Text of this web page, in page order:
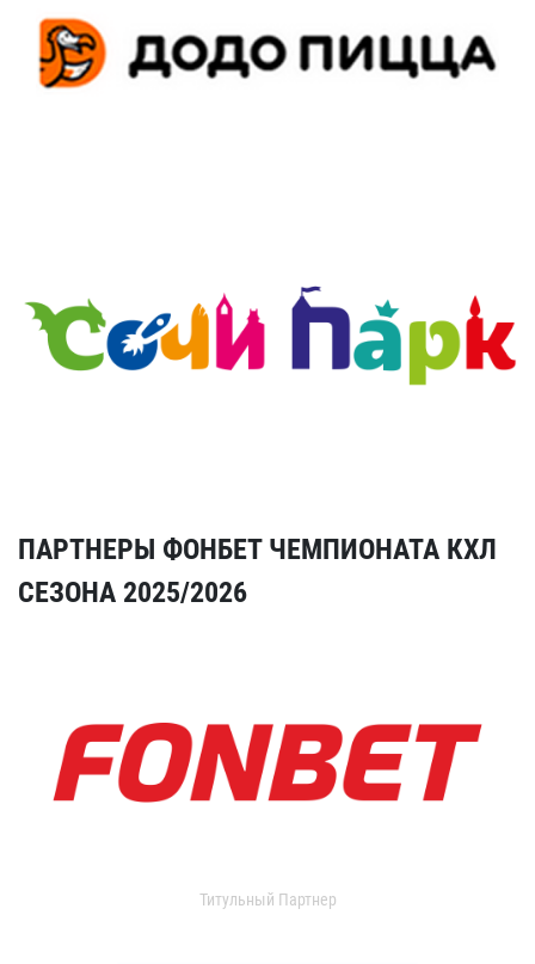
ПАРТНЕРЫ ФОНБЕТ ЧЕМПИОНАТА КХЛ
СЕЗОНА 2025/2026
Титульный Партнер